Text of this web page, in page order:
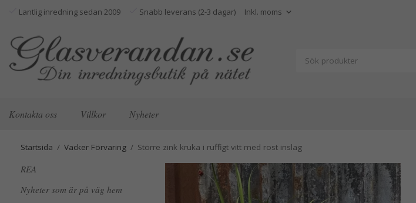
Lantlig inredning sedan 2009 Snabb leverans (2-3 dagar)
Kontakta oss Villkor Nyheter
Startsida / Vacker Förvaring / Större zink kruka i ruffigt vitt med rost inslag
REA
Nyheter som är på väg hem